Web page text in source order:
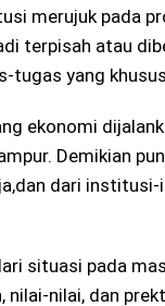
merujuk pada
terpisah atau
tugas yang
ekonomi
Demikian
dari
situasi pada
nilai-nilai, dan